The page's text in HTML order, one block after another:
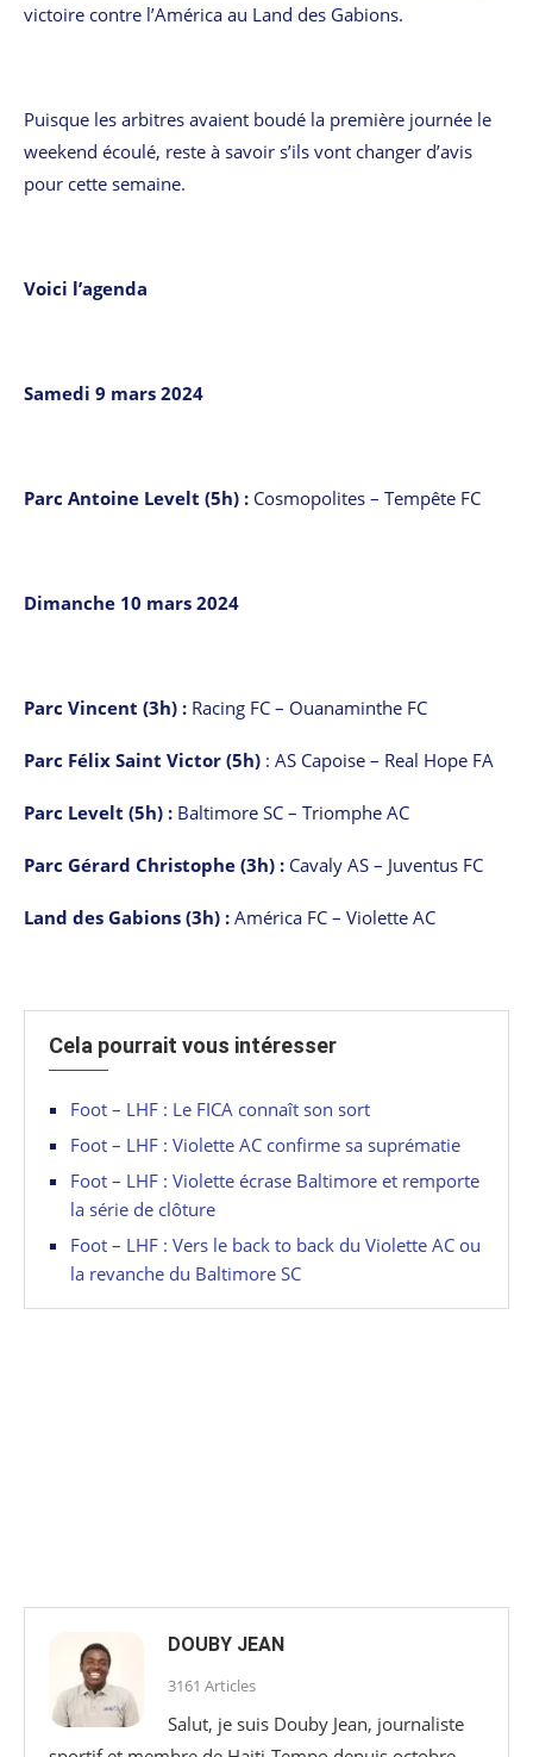
victoire contre l’América au Land des Gabions.
Puisque les arbitres avaient boudé la première journée le
weekend écoulé, reste à savoir s’ils vont changer d’avis
pour cette semaine.
Voici l’agenda
Samedi 9 mars 2024
Parc Antoine Levelt (5h) : Cosmopolites – Tempête FC
Dimanche 10 mars 2024
Parc Vincent (3h) : Racing FC – Ouanaminthe FC
Parc Félix Saint Victor (5h) : AS Capoise – Real Hope FA
Parc Levelt (5h) : Baltimore SC – Triomphe AC
Parc Gérard Christophe (3h) : Cavaly AS – Juventus FC
Land des Gabions (3h) : América FC – Violette AC
Cela pourrait vous intéresser
Foot – LHF : Le FICA connaît son sort
Foot – LHF : Violette AC confirme sa suprématie
Foot – LHF : Violette écrase Baltimore et remporte
la série de clôture
Foot – LHF : Vers le back to back du Violette AC ou
la revanche du Baltimore SC
DOUBY JEAN
3161 Articles
Salut, je suis Douby Jean, journaliste